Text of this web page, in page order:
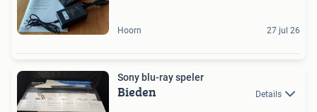
Hoorn 27 jul 26
Sony blu-ray speler
Bieden Details